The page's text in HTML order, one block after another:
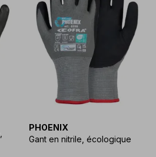
PHOENIX
Gant en nitrile, écologique